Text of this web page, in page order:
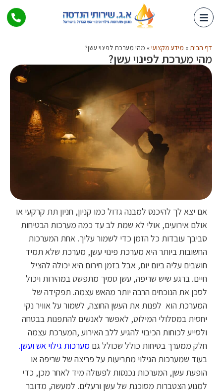
דף הבית» מידע מקצועי» מהי מערכת לפינוי עשן?
מהי מערכת לפינוי עשן?
אם יצא לך להיכנס למבנה גדול כמו קניון, חניון תת קרקעי או
אולם אירועים, אולי לא שמת לב עד כמה מערכות הבטיחות
סביבך עובדות כל הזמן כדי לשמור עליך. אחת המערכות
החשובות ביותר היא מערכת פינוי עשן, מערכת שלא תמיד
חושבים עליה ביום יום, אבל בזמן חירום היא יכולה להציל
חיים. ברגע שיש שריפה, עשן סמיך מתפשט במהירות ויכול
לסכן את הנוכחים הרבה יותר מהאש עצמה. תפקידה של
המערכת הוא לפנות את העשן החוצה, לשמור על אוויר נקי
יחסית במסלולי המילוט, לאפשר לאנשים להתפנות בבטחה
ולסייע לכוחות הכיבוי להגיע ללב האירוע ,המערכת עצמה
חלק ממערך בטיחות כולל שכולל גםמערכות גילוי אש ועשן.
בעוד שמערכות הגילוי מתריעות על פריצה של שריפה או
הופעת עשן, המערכות נכנסות לפעולה מיד לאחר מכן, כדי
למנוע הצטברות מסוכנת של עשן ורעלים. למעשה, מדובר